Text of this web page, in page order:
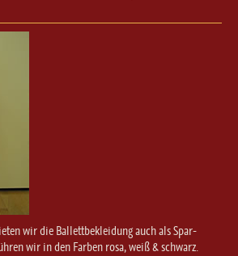
wir die Ballettbekleidung auch als Spar-
wir in den Farben rosa, weiß & schwarz.